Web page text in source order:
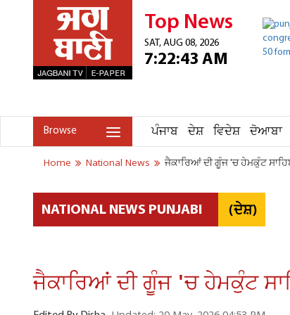
Top News
SAT, AUG 08, 2026
7:22:43 AM
Browse ਪੰਜਾਬ ਦੇਸ਼ ਵਿਦੇਸ਼ ਦੋਆਬਾ
Home National News ਜੈਕਾਰਿਆਂ ਦੀ ਗੂੰਜ 'ਚ ਹੇਮਕੁੰਟ
NATIONAL NEWS PUNJABI (ਦੇਸ਼)
ਜੈਕਾਰਿਆਂ ਦੀ ਗੂੰਜ 'ਚ ਹੇਮਕੁੰਟ